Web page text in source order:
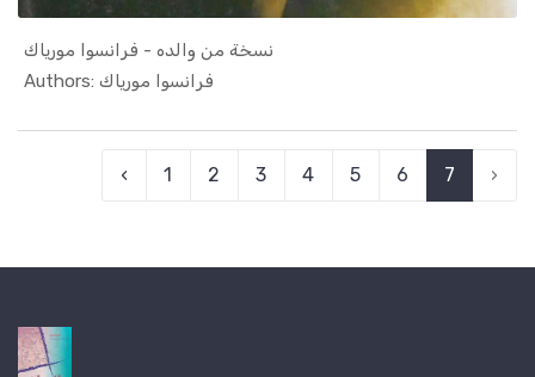
نسخة من والده - فرانسوا مورياك
Authors: فرانسوا مورياك
‹ 1 2 3 4 5 6 7 ›